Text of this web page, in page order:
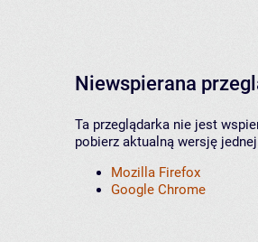
Niewspierana
Ta przeglądarka nie jest
pobierz aktualną wersję
Mozilla Firefox
Google Chrome